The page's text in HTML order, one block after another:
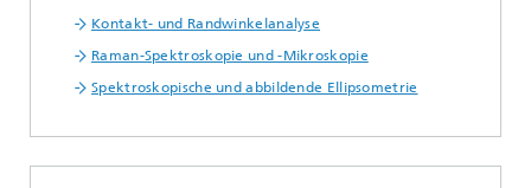
Kontakt- und Randwinkelanalyse
Raman-Spektroskopie und -Mikroskopie
Spektroskopische und abbildende Ellipsometrie